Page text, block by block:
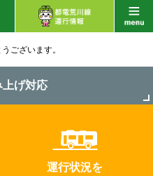
ございます。
上げ対応
運行状況を